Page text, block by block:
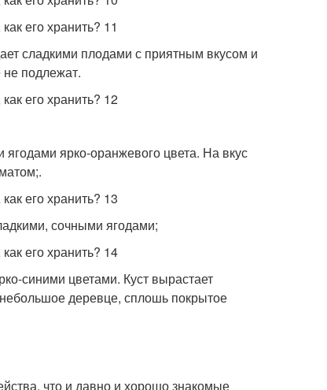
сладкими плодами с приятным вкусом и
подлежат.
ярко-оранжевого цвета. На вкус
сочными ягодами;
синими цветами. Куст вырастает
деревце, сплошь покрытое
что и давно и хорошо знакомые